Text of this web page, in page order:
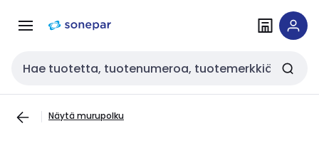
navigointiinsisältöön
Haku
Näytä murupolku